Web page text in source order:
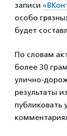
записи
особо
будет
По словам
более 30
улично-
результаты
публиковать